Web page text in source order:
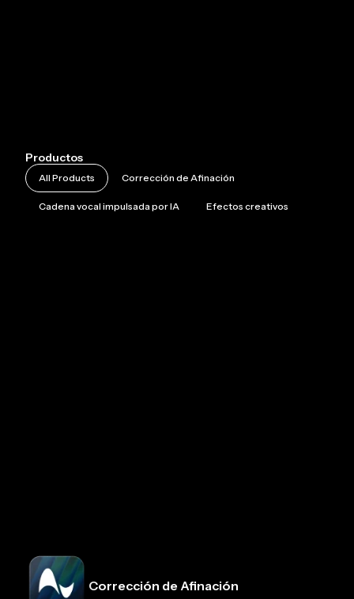
Productos
All Products Corrección de Afinación
Cadena vocal impulsada por IA Efectos creativos
Corrección de Afinación